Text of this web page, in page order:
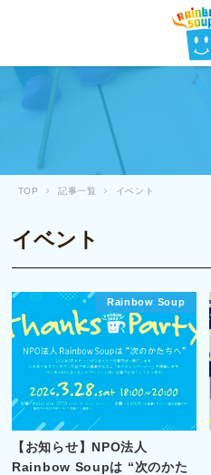
TOP 記事一覧 イベント
イベント
Rainbow Soup
【お知らせ】NPO法人
Rainbow Soupは “次のかた